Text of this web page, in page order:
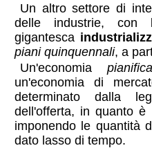
Un altro settore di
delle industrie, con
gigantesca
piani quinquennali, a
Un'economia
un'economia di
determinato dalla
dell'offerta, in quanto
imponendo le quantità
dato lasso di tempo.